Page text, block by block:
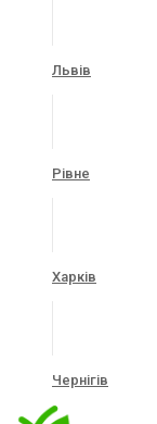
Львів
Рівне
Харків
Чернігів